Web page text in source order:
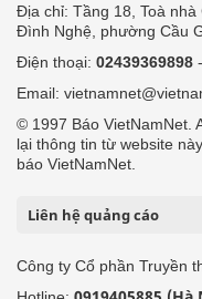
Địa chỉ: Tầng 18, Toà
Đình Nghệ, phường Cầu
Điện thoại: 02439369898
Email:
© 1997 Báo VietNamNet.
lại thông tin từ website
báo VietNamNet.
Liên hệ quảng cáo
Công ty Cổ phần Truyền